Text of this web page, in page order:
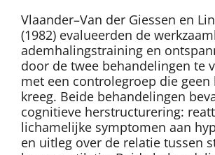
Vlaander–Van der Giessen en
(1982) evalueerden de
ademhalingstraining en
door de twee behandelingen te
met een controlegroep die
kreeg. Beide behandelingen
cognitieve herstructurering:
lichamelijke symptomen aan
en uitleg over de relatie tussen